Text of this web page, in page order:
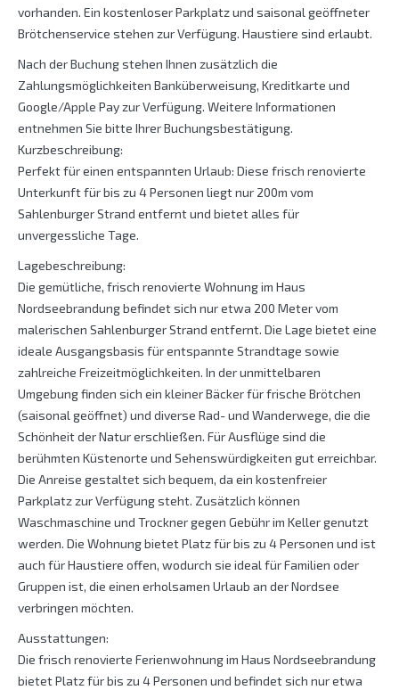
vorhanden. Ein kostenloser Parkplatz und saisonal geöffneter
Brötchenservice stehen zur Verfügung. Haustiere sind erlaubt.
Nach der Buchung stehen Ihnen zusätzlich die
Zahlungsmöglichkeiten Banküberweisung, Kreditkarte und
Google/Apple Pay zur Verfügung. Weitere Informationen
entnehmen Sie bitte Ihrer Buchungsbestätigung.
Kurzbeschreibung:
Perfekt für einen entspannten Urlaub: Diese frisch renovierte
Unterkunft für bis zu 4 Personen liegt nur 200m vom
Sahlenburger Strand entfernt und bietet alles für
unvergessliche Tage.
Lagebeschreibung:
Die gemütliche, frisch renovierte Wohnung im Haus
Nordseebrandung befindet sich nur etwa 200 Meter vom
malerischen Sahlenburger Strand entfernt. Die Lage bietet eine
ideale Ausgangsbasis für entspannte Strandtage sowie
zahlreiche Freizeitmöglichkeiten. In der unmittelbaren
Umgebung finden sich ein kleiner Bäcker für frische Brötchen
(saisonal geöffnet) und diverse Rad- und Wanderwege, die die
Schönheit der Natur erschließen. Für Ausflüge sind die
berühmten Küstenorte und Sehenswürdigkeiten gut erreichbar.
Die Anreise gestaltet sich bequem, da ein kostenfreier
Parkplatz zur Verfügung steht. Zusätzlich können
Waschmaschine und Trockner gegen Gebühr im Keller genutzt
werden. Die Wohnung bietet Platz für bis zu 4 Personen und ist
auch für Haustiere offen, wodurch sie ideal für Familien oder
Gruppen ist, die einen erholsamen Urlaub an der Nordsee
verbringen möchten.
Ausstattungen:
Die frisch renovierte Ferienwohnung im Haus Nordseebrandung
bietet Platz für bis zu 4 Personen und befindet sich nur etwa